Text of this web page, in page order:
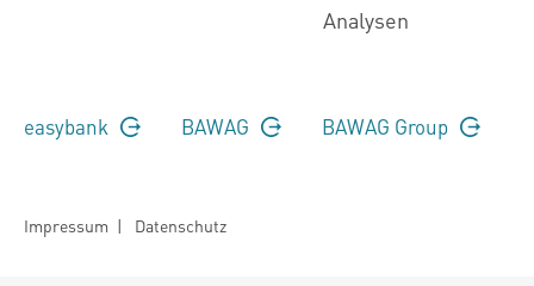
Analysen
easybank BAWAG BAWAG Group
Impressum | Datenschutz